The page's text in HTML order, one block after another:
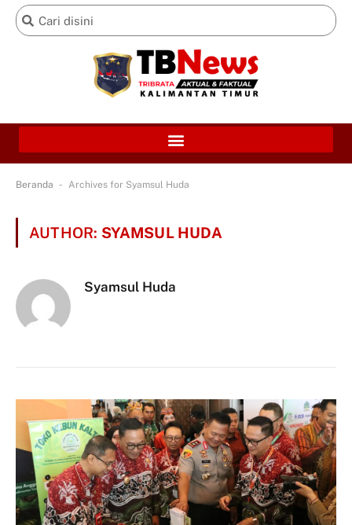
Beranda - Archives for Syamsul Huda
AUTHOR: SYAMSUL HUDA
Syamsul Huda